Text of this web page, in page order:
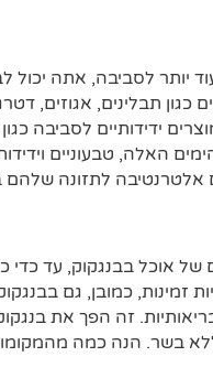
יותר לסביבה, אתה
תבלינים, אגוזים,
ידידותיים לסביבה
האלה, טבעוניים
אלטרנטיבה לתזונה
אוכל בבנגקוק, עד כדי
זמינות, כמובן, גם
זה הפך את
בשר. הנה כמה